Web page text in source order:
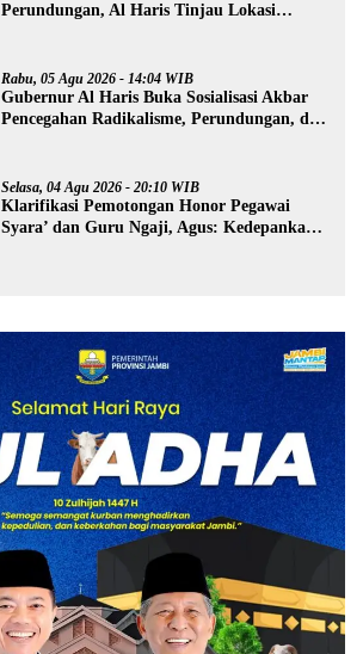
Perundungan, Al Haris Tinjau Lokasi
Rabu, 05 Agu 2026 - 14:04 WIB
Gubernur Al Haris Buka Sosialisasi Akbar
Pencegahan Radikalisme, Perundungan, dan
Selasa, 04 Agu 2026 - 20:10 WIB
Klarifikasi Pemotongan Honor Pegawai
Syara’ dan Guru Ngaji, Agus: Kedepankan